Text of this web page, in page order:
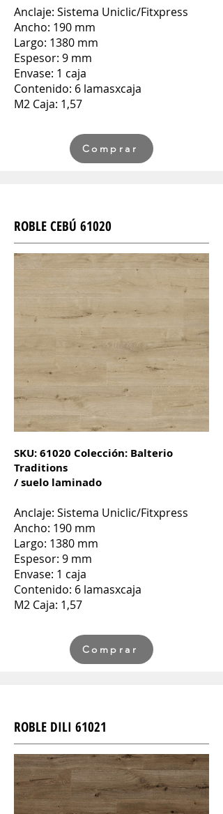
Anclaje: Sistema Uniclic/Fitxpress
Ancho: 190 mm
Largo: 1380 mm
Espesor: 9 mm
Envase: 1 caja
Contenido: 6 lamasxcaja
M2 Caja: 1,57
Comprar
ROBLE CEBÚ 61020
SKU: 61020 Colección: Balterio
Traditions
/ suelo laminado
Anclaje: Sistema Uniclic/Fitxpress
Ancho: 190 mm
Largo: 1380 mm
Espesor: 9 mm
Envase: 1 caja
Contenido: 6 lamasxcaja
M2 Caja: 1,57
Comprar
ROBLE DILI 61021